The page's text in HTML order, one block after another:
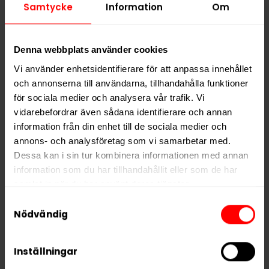
Samtycke Information Om
Denna webbplats använder cookies
Vi använder enhetsidentifierare för att anpassa innehållet
och annonserna till användarna, tillhandahålla funktioner
för sociala medier och analysera vår trafik. Vi
vidarebefordrar även sådana identifierare och annan
information från din enhet till de sociala medier och
annons- och analysföretag som vi samarbetar med.
Dessa kan i sin tur kombinera informationen med annan
information som du har tillhandahållit eller som de har
We work with
who may receive and
Nödvändig
Inställningar
Smak
Cola
Format
Slim
Styrka
Stark
Nikotin per gram
14,0 mg/g
Nikotin per portion
7,0 mg
Nikotin per dosa
140 mg
Portioner per dosa
Varumärke